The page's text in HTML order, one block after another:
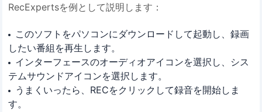
RecExpertsを例として説明します：
このソフトをパソコンにダウンロードして起動し、録画
したい番組を再生します。
インターフェースのオーディオアイコンを選択し、シス
テムサウンドアイコンを選択します。
うまくいったら、RECをクリックして録音を開始しま
す。